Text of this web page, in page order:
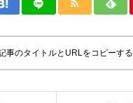
事のタイトルとURLをコピーする